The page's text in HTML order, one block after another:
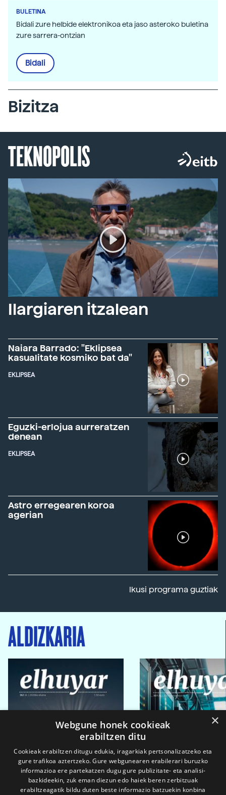
BULETINA
Bidali zure helbide elektronikoa eta jaso asteroko buletina
zure sarrera-ontzian
Bidali
Bizitza
TEKNOPOLIS
Ilargiaren itzalean
Naiara Barrado: "Eklipsea
kasualitate kosmiko bat da"
EKLIPSEA
Eguzki-erlojua aurreratzen
denean
EKLIPSEA
Astro erregearen koroa
agerian
Ikusi programa guztiak
ALDIZKARIA
×
Webgune honek cookieak
erabiltzen ditu
Cookieak erabiltzen ditugu edukia, iragarkiak pertsonalizatzeko eta
gure trafikoa aztertzeko. Gure webgunearen erabilerari buruzko
informazioa ere partekatzen dugu gure publizitate- eta analisi-
bazkideekin, zuk eman diezun edo haiek beren zerbitzuak
erabiltzeagatik bildu duten beste informazio batzuekin konbina